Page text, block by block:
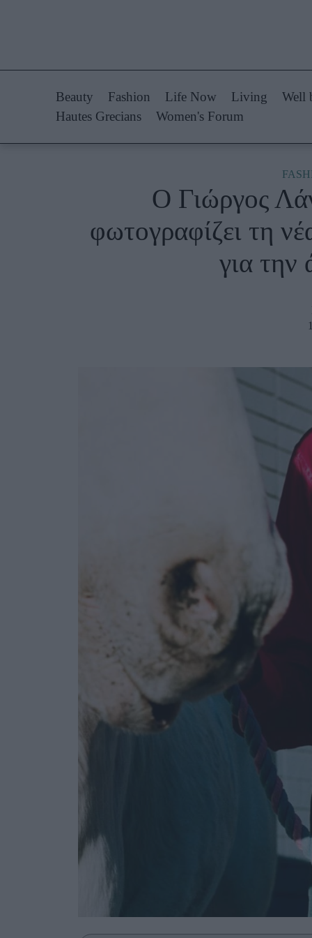
Styling Tips
Fashion News
Celebrities
Συνεντεύξεις
Ask the
Γάμος
Beauty Fashion Life Now Living Well
Hautes Grecians
Women's Forum
Ο Γιώργος
φωτογραφίζει τη
για την